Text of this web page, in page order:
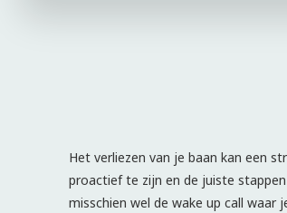
Het verliezen van je baan kan een
proactief te zijn en de juiste
misschien wel de wake up call